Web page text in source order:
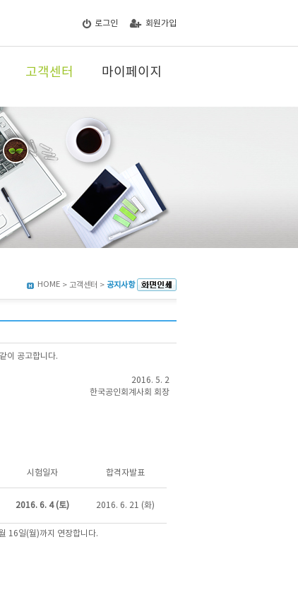
로그인 회원가입
고객센터 마이페이지
HOME > 고객센터 > 공지사항
이 공고합니다.
2016. 5. 2
한국공인회계사회 회장
시험일자 합격자발표
2016. 6. 4 (토) 2016. 6. 21 (화)
16일(월)까지 연장합니다.